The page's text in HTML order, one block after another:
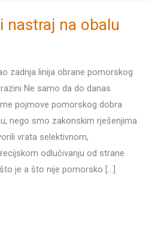
nastraj na obalu
zadnja linija obrane pomorskog
Ne samo da do danas
pojmove pomorskog dobra
nego smo zakonskim rješenjima
vrata selektivnom,
odlučivanju od strane
je a što nije pomorsko […]